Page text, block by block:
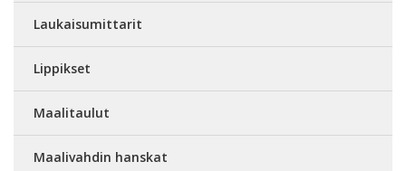
Laukaisumittarit
Lippikset
Maalitaulut
Maalivahdin hanskat